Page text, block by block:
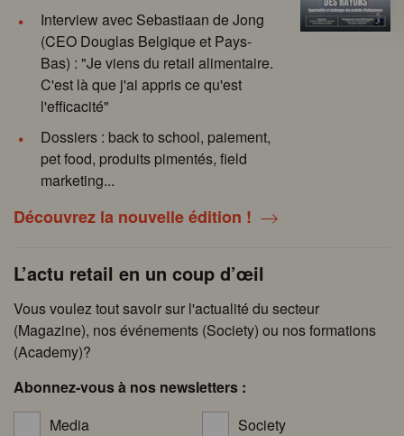
Interview avec Sebastiaan de Jong
(CEO Douglas Belgique et Pays-
Bas) : "Je viens du retail alimentaire.
C'est là que j'ai appris ce qu'est
l'efficacité"
Dossiers : back to school, paiement,
pet food, produits pimentés, field
marketing...
Découvrez la nouvelle édition !
L’actu retail en un coup d’œil
Vous voulez tout savoir sur l'actualité du secteur
(Magazine), nos événements (Society) ou nos formations
(Academy)?
Abonnez-vous à nos newsletters :
Media
Society